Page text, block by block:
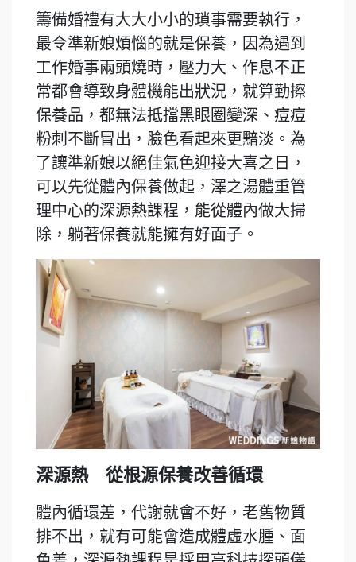
籌備婚禮有大大小小的瑣事需要執行，
最令準新娘煩惱的就是保養，因為遇到
工作婚事兩頭燒時，壓力大、作息不正
常都會導致身體機能出狀況，就算勤擦
保養品，都無法抵擋黑眼圈變深、痘痘
粉刺不斷冒出，臉色看起來更黯淡。為
了讓準新娘以絕佳氣色迎接大喜之日，
可以先從體內保養做起，澤之湯體重管
理中心的深源熱課程，能從體內做大掃
除，躺著保養就能擁有好面子。
深源熱 從根源保養改善循環
體內循環差，代謝就會不好，老舊物質
排不出，就有可能會造成體虛水腫、面